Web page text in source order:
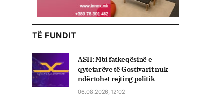
TË FUNDIT
ASH: Mbi fatkeqësinë e
qytetarëve të Gostivarit nuk
ndërtohet rejting politik
06.08.2026, 12:02